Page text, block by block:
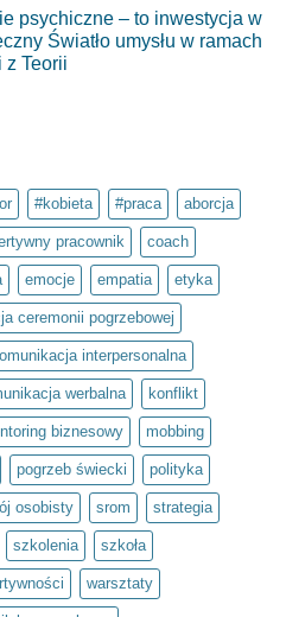
psychiczne – to inwestycja w
Światło umysłu w ramach
Teorii
#kobieta #praca aborcja
pracownik coach
emocje empatia etyka
ceremonii pogrzebowej
interpersonalna
werbalna konflikt
biznesowy mobbing
pogrzeb świecki polityka
osobisty srom strategia
szkolenia szkoła
warsztaty